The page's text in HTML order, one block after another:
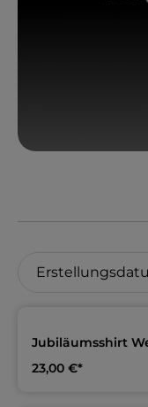
Jubiläumsshirt
DLRG Garrel
23,00 €*